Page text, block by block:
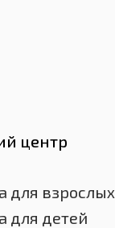
центр
для взрослых
для детей